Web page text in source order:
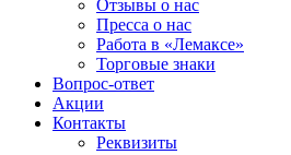
Отзывы о нас
Пресса о нас
Работа в «Лемаксе»
Торговые знаки
Вопрос-ответ
Акции
Контакты
Реквизиты